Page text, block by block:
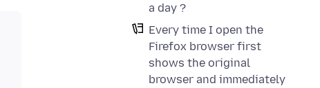
a day ?
Every time I open the
Firefox browser first
shows the original
browser and immediately